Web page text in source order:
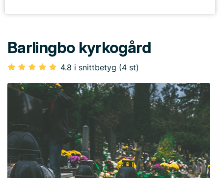
Barlingbo kyrkogård
4.8 i snittbetyg (4 st)